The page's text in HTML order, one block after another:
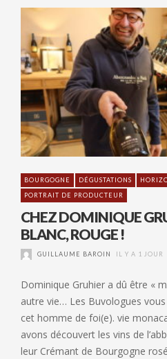
BOURGOGNE DÉGUSTATIONS
PORTRAIT DE PRODUCTEUR
CHEZ DOMINIQUE
BLANC, ROUGE !
GUILLAUME BAROIN IL Y A 1 JOUR
Dominique Gruhier a dû être «
autre vie… Les Buvologues
cet homme de foi(e). vie
avons découvert les vins de
leur Crémant de Bourgogne